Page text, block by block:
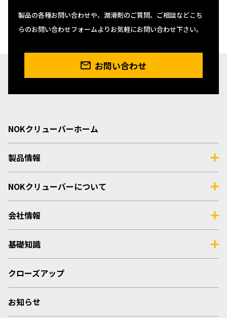
製品の各種お問い合わせや、潤滑剤のご質問、ご相談などこち
らのお問い合わせフォームよりお気軽にお問い合わせ下さい。
お問い合わせ
NOKクリューバーホーム
製品情報
NOKクリューバーについて
会社情報
基礎知識
クローズアップ
お知らせ